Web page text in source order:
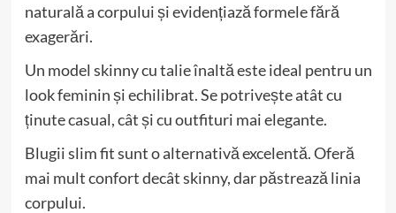
naturală a corpului și evidențiază formele fără
exagerări.
Un model skinny cu talie înaltă este ideal pentru un
look feminin și echilibrat. Se potrivește atât cu
ținute casual, cât și cu outfituri mai elegante.
Blugii slim fit sunt o alternativă excelentă. Oferă
mai mult confort decât skinny, dar păstrează linia
corpului.